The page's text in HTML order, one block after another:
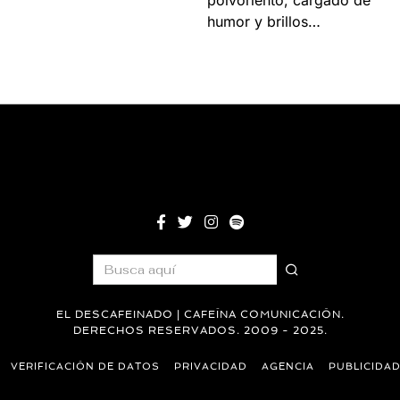
humor y brillos…
EL DESCAFEINADO | CAFEÍNA COMUNICACIÓN.
DERECHOS RESERVADOS. 2009 - 2025.
VERIFICACIÓN DE DATOS PRIVACIDAD AGENCIA PUBLICIDAD